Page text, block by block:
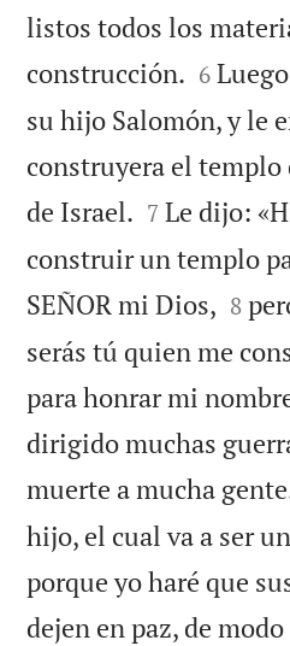
listos todos los
construcción. 

6
su hijo Salomón, y le
construyera el templo
de Israel. 

7 Le dijo:
construir un templo
SEÑOR mi Dios, 

8
serás tú quien me
para honrar mi
dirigido muchas
muerte a mucha
hijo, el cual va a ser
porque yo haré que
dejen en paz, de